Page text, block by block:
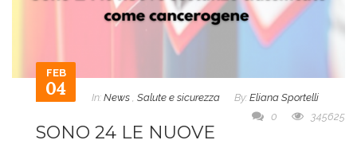
FEB
04 In: News , Salute e sicurezza By: Eliana Sportelli
0
345625
SONO 24 LE NUOVE